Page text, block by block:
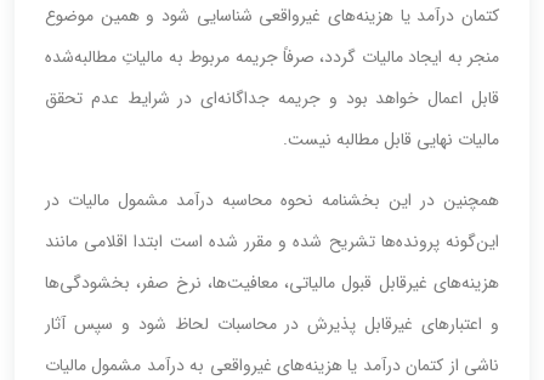
کتمان درآمد یا هزینه‌های غیرواقعی شناسایی شود و همین موضوع
منجر به ایجاد مالیات گردد، صرفاً جریمه مربوط به مالیاتِ مطالبه‌شده
قابل اعمال خواهد بود و جریمه جداگانه‌ای در شرایط عدم تحقق
مالیات نهایی قابل مطالبه نیست.
همچنین در این بخشنامه نحوه محاسبه درآمد مشمول مالیات در
این‌گونه پرونده‌ها تشریح شده و مقرر شده است ابتدا اقلامی مانند
هزینه‌های غیرقابل قبول مالیاتی، معافیت‌ها، نرخ صفر، بخشودگی‌ها
و اعتبارهای غیرقابل پذیرش در محاسبات لحاظ شود و سپس آثار
ناشی از کتمان درآمد یا هزینه‌های غیرواقعی به درآمد مشمول مالیات